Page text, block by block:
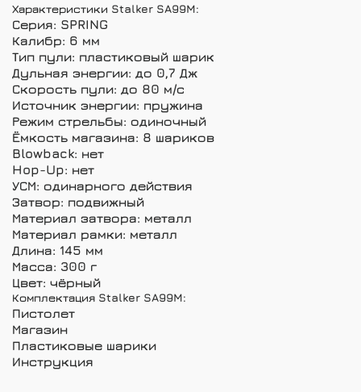
Характеристики Stalker SA99M:
Серия: SPRING
Калибр: 6 мм
Тип пули: пластиковый шарик
Дульная энергии: до 0,7 Дж
Скорость пули: до 80 м/с
Источник энергии: пружина
Режим стрельбы: одиночный
Ёмкость магазина: 8 шариков
Blowback: нет
Hop-Up: нет
УСМ: одинарного действия
Затвор: подвижный
Материал затвора: металл
Материал рамки: металл
Длина: 145 мм
Масса: 300 г
Цвет: чёрный
Комплектация Stalker SA99M:
Пистолет
Магазин
Пластиковые шарики
Инструкция